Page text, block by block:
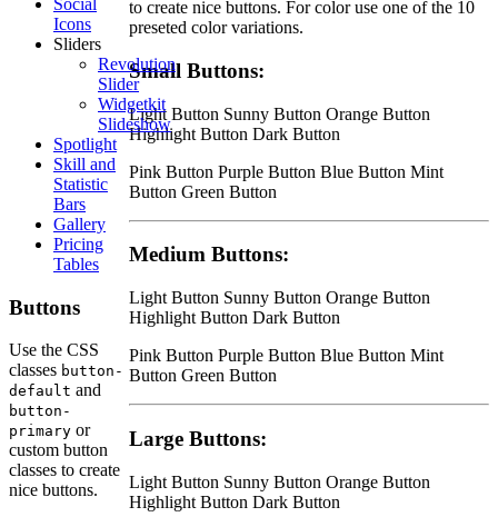
to create nice buttons. For color use one of the 10
preseted color variations.
Small Buttons:
Light Button Sunny Button Orange Button
Highlight Button Dark Button
Pink Button Purple Button Blue Button Mint
Button Green Button
Medium Buttons:
Light Button Sunny Button Orange Button
Highlight Button Dark Button
Pink Button Purple Button Blue Button Mint
Button Green Button
Large Buttons:
Light Button Sunny Button Orange Button
Highlight Button Dark Button
Icons
Sliders
Revolution
Slider
Widgetkit
Slideshow
Spotlight
Skill and
Statistic
Bars
Gallery
Pricing
Tables
Buttons
Use the CSS
classes button-
default and
button-
primary or
custom button
classes to create
nice buttons.